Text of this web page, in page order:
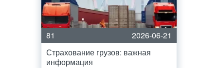
81
2026-06-21
Страхование грузов: важная
информация